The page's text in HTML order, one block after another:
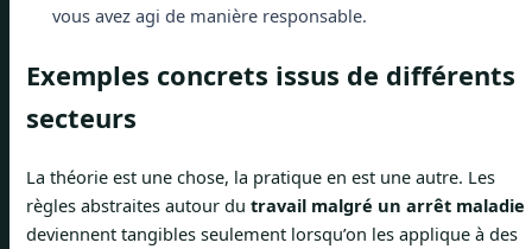
vous avez agi de manière responsable.
Exemples concrets issus de différents
secteurs
La théorie est une chose, la pratique en est une autre. Les
règles abstraites autour du travail malgré un arrêt maladie
deviennent tangibles seulement lorsqu’on les applique à des